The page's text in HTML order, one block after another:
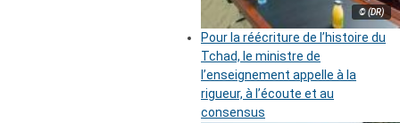
© (DR)
Pour la réécriture de l’histoire du
Tchad, le ministre de
l’enseignement appelle à la
rigueur, à l’écoute et au
consensus